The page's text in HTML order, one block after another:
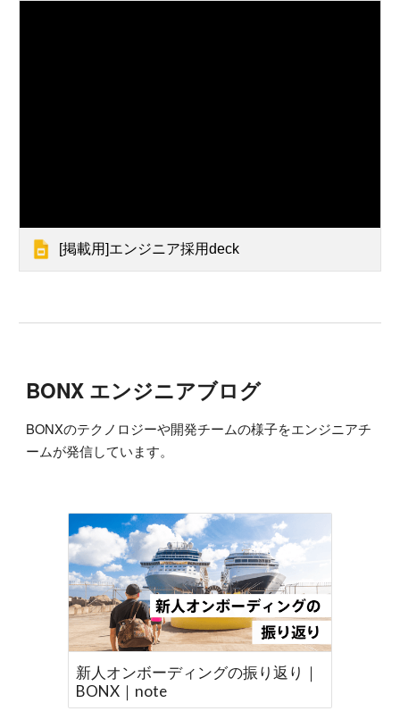
[掲載用]エンジニア採用deck
BONX エンジニアブログ
BONXのテクノロジーや開発チームの様子をエンジニアチ
ームが発信しています。
新人オンボーディングの振り返り｜
BONX｜note